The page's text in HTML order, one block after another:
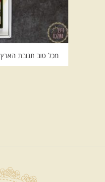
מכל טוב תנובת הארץ XL – מתנות לראש השנה